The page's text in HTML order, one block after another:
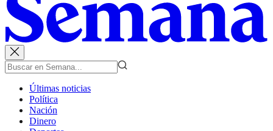
Últimas noticias
Política
Nación
Dinero